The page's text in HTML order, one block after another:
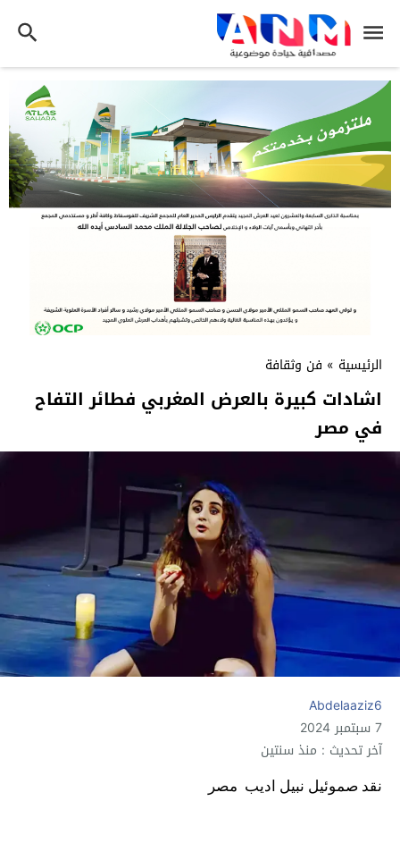
الرئيسية » فن وثقافة
اشادات كبيرة بالعرض المغربي فطائر التفاح
في مصر
Abdelaaziz6
7 سبتمبر 2024
آخر تحديث : منذ سنتين
نقد صموئيل نبيل اديب مصر